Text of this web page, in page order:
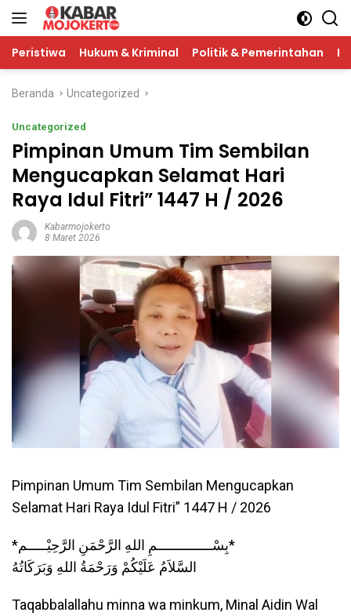
Langsung
Peristiwa Hukum & Kriminal Politik & Pemerintahan
Beranda Uncategorized
Uncategorized
Pimpinan Umum Tim Sembilan
Mengucapkan Selamat Hari
Raya Idul Fitri” 1447 H / 2026
Kabarmojokerto
8 Maret 2026
Pimpinan Umum Tim Sembilan Mengucapkan
Selamat Hari Raya Idul Fitri” 1447 H / 2026
*بِسْــــــــــــــمِ اللهِ الرَّحْمَنِ الرَّحِيْـــــم*
السَّلاَمُ عَلَيْكُمْ وَرَحْمَةُ اللهِ وَبَرَكَاتُهُ
Taqabbalallahu minna wa minkum, Minal Aidin Wal